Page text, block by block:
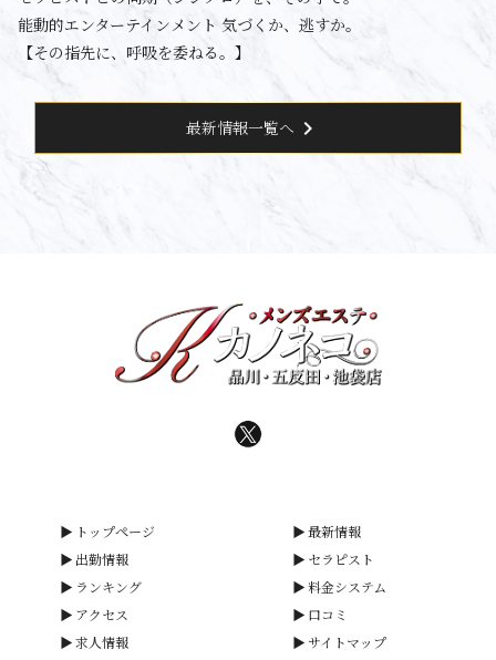
能動的エンターテインメント 気づくか、逃すか。
【その指先に、呼吸を委ねる。】
最新情報一覧へ chevron_right
トップページ
最新情報
出勤情報
セラピスト
ランキング
料金システム
アクセス
口コミ
求人情報
サイトマップ